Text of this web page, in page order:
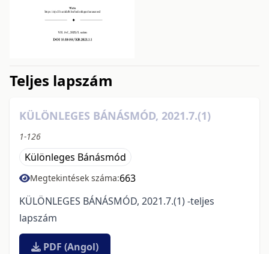
Teljes lapszám
KÜLÖNLEGES BÁNÁSMÓD, 2021.7.(1)
1-126
Különleges Bánásmód
Megtekintések száma:663
KÜLÖNLEGES BÁNÁSMÓD, 2021.7.(1) -teljes
lapszám
PDF (Angol)